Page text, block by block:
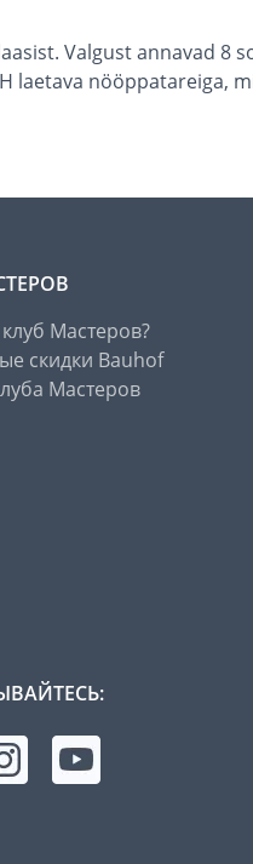
Valgust annavad 8
laetava nööppatareiga,
Мастеров?
скидки Bauhof
Мастеров